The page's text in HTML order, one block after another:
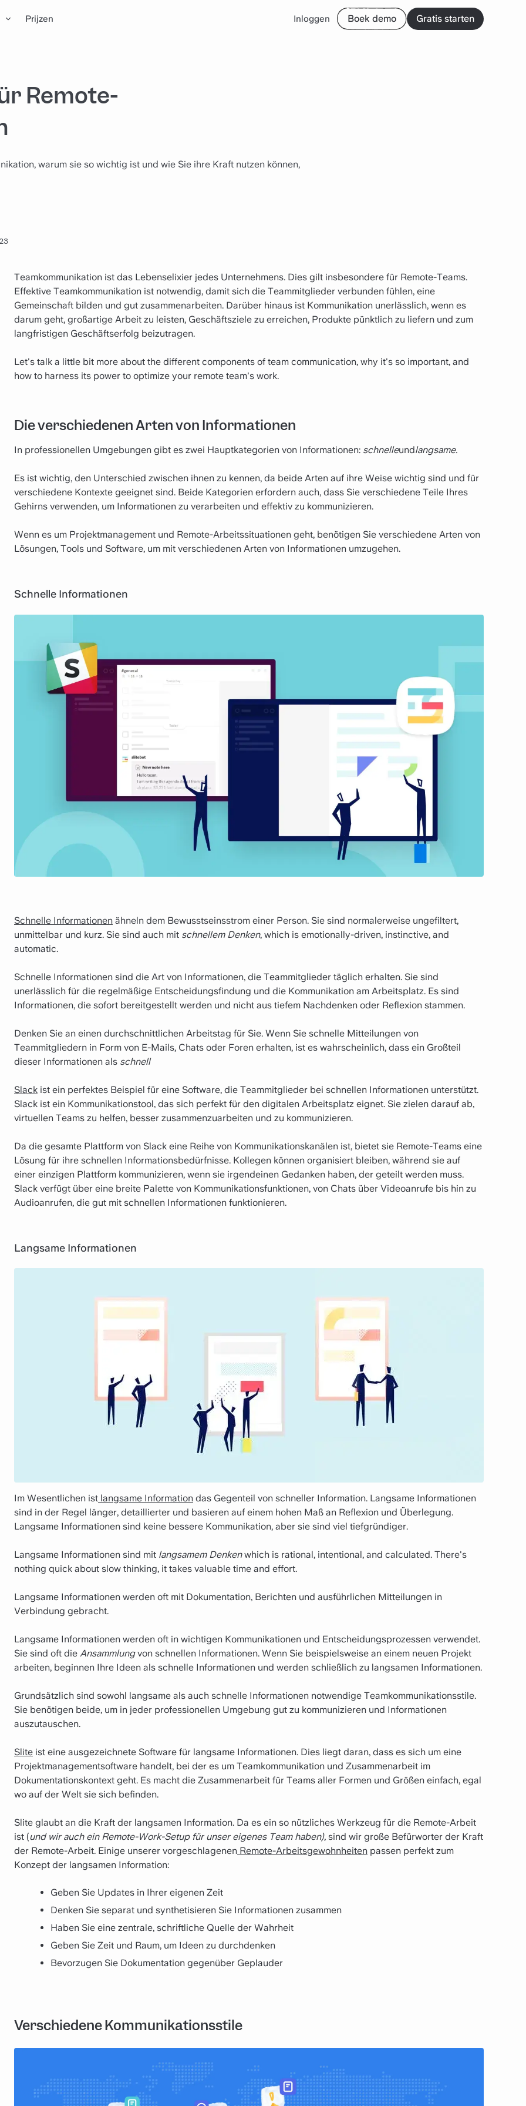
Prijzen Inloggen Boek demo Gratis starten
Remote-
warum sie so wichtig ist und wie Sie ihre Kraft nutzen können,
Teamkommunikation ist das Lebenselixier jedes Unternehmens. Dies gilt insbesondere für Remote-Teams.
Effektive Teamkommunikation ist notwendig, damit sich die Teammitglieder verbunden fühlen, eine
Gemeinschaft bilden und gut zusammenarbeiten. Darüber hinaus ist Kommunikation unerlässlich, wenn es
darum geht, großartige Arbeit zu leisten, Geschäftsziele zu erreichen, Produkte pünktlich zu liefern und zum
langfristigen Geschäftserfolg beizutragen.
Let's talk a little bit more about the different components of team communication, why it's so important, and
how to harness its power to optimize your remote team's work.
Die verschiedenen Arten von Informationen
In professionellen Umgebungen gibt es zwei Hauptkategorien von Informationen: schnelleundlangsame.
Es ist wichtig, den Unterschied zwischen ihnen zu kennen, da beide Arten auf ihre Weise wichtig sind und für
verschiedene Kontexte geeignet sind. Beide Kategorien erfordern auch, dass Sie verschiedene Teile Ihres
Gehirns verwenden, um Informationen zu verarbeiten und effektiv zu kommunizieren.
Wenn es um Projektmanagement und Remote-Arbeitssituationen geht, benötigen Sie verschiedene Arten von
Lösungen, Tools und Software, um mit verschiedenen Arten von Informationen umzugehen.
Schnelle Informationen
Schnelle Informationen ähneln dem Bewusstseinsstrom einer Person. Sie sind normalerweise ungefiltert,
unmittelbar und kurz. Sie sind auch mit schnellem Denken, which is emotionally-driven, instinctive, and
automatic.
Schnelle Informationen sind die Art von Informationen, die Teammitglieder täglich erhalten. Sie sind
unerlässlich für die regelmäßige Entscheidungsfindung und die Kommunikation am Arbeitsplatz. Es sind
Informationen, die sofort bereitgestellt werden und nicht aus tiefem Nachdenken oder Reflexion stammen.
Denken Sie an einen durchschnittlichen Arbeitstag für Sie. Wenn Sie schnelle Mitteilungen von
Teammitgliedern in Form von E-Mails, Chats oder Foren erhalten, ist es wahrscheinlich, dass ein Großteil
dieser Informationen als schnell
Slack ist ein perfektes Beispiel für eine Software, die Teammitglieder bei schnellen Informationen unterstützt.
Slack ist ein Kommunikationstool, das sich perfekt für den digitalen Arbeitsplatz eignet. Sie zielen darauf ab,
virtuellen Teams zu helfen, besser zusammenzuarbeiten und zu kommunizieren.
Da die gesamte Plattform von Slack eine Reihe von Kommunikationskanälen ist, bietet sie Remote-Teams eine
Lösung für ihre schnellen Informationsbedürfnisse. Kollegen können organisiert bleiben, während sie auf
einer einzigen Plattform kommunizieren, wenn sie irgendeinen Gedanken haben, der geteilt werden muss.
Slack verfügt über eine breite Palette von Kommunikationsfunktionen, von Chats über Videoanrufe bis hin zu
Audioanrufen, die gut mit schnellen Informationen funktionieren.
Langsame Informationen
Im Wesentlichen ist langsame Information das Gegenteil von schneller Information. Langsame Informationen
sind in der Regel länger, detaillierter und basieren auf einem hohen Maß an Reflexion und Überlegung.
Langsame Informationen sind keine bessere Kommunikation, aber sie sind viel tiefgründiger.
Langsame Informationen sind mit langsamem Denkenwhich is rational, intentional, and calculated. There's
nothing quick about slow thinking, it takes valuable time and effort.
Langsame Informationen werden oft mit Dokumentation, Berichten und ausführlichen Mitteilungen in
Verbindung gebracht.
Langsame Informationen werden oft in wichtigen Kommunikationen und Entscheidungsprozessen verwendet.
Sie sind oft die Ansammlungvon schnellen Informationen. Wenn Sie beispielsweise an einem neuen Projekt
arbeiten, beginnen Ihre Ideen als schnelle Informationen und werden schließlich zu langsamen Informationen.
Grundsätzlich sind sowohl langsame als auch schnelle Informationen notwendige Teamkommunikationsstile.
Sie benötigen beide, um in jeder professionellen Umgebung gut zu kommunizieren und Informationen
auszutauschen.
Slite ist eine ausgezeichnete Software für langsame Informationen. Dies liegt daran, dass es sich um eine
Projektmanagementsoftware handelt, bei der es um Teamkommunikation und Zusammenarbeit im
Dokumentationskontext geht. Es macht die Zusammenarbeit für Teams aller Formen und Größen einfach, egal
wo auf der Welt sie sich befinden.
Slite glaubt an die Kraft der langsamen Information. Da es ein so nützliches Werkzeug für die Remote-Arbeit
ist (und wir auch ein Remote-Work-Setup für unser eigenes Team haben), sind wir große Befürworter der Kraft
der Remote-Arbeit. Einige unserer vorgeschlagenen Remote-Arbeitsgewohnheiten passen perfekt zum
Konzept der langsamen Information:
Geben Sie Updates in Ihrer eigenen Zeit
Denken Sie separat und synthetisieren Sie Informationen zusammen
Haben Sie eine zentrale, schriftliche Quelle der Wahrheit
Geben Sie Zeit und Raum, um Ideen zu durchdenken
Bevorzugen Sie Dokumentation gegenüber Geplauder
Verschiedene Kommunikationsstile